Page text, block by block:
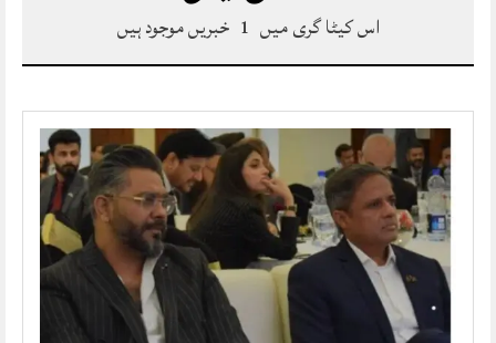
اس کیٹا گری میں 1 خبریں موجود ہیں